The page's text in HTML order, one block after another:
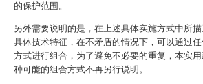
的保护范围。
另外需要说明的是，在上述具体实施方式中所
具体技术特征，在不矛盾的情况下，可以通过
方式进行组合，为了避免不必要的重复，本实
种可能的组合方式不再另行说明。